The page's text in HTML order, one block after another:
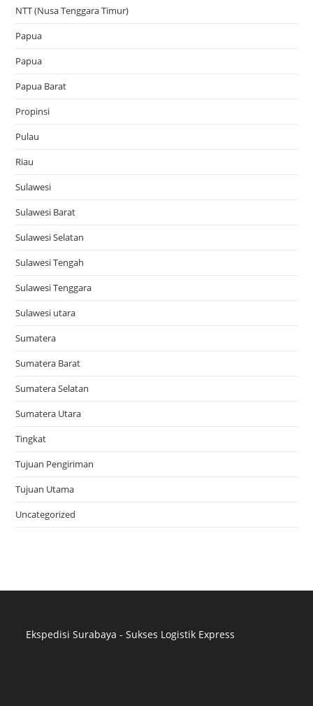
NTT (Nusa Tenggara Timur)
Papua
Papua
Papua Barat
Propinsi
Pulau
Riau
Sulawesi
Sulawesi Barat
Sulawesi Selatan
Sulawesi Tengah
Sulawesi Tenggara
Sulawesi utara
Sumatera
Sumatera Barat
Sumatera Selatan
Sumatera Utara
Tingkat
Tujuan Pengiriman
Tujuan Utama
Uncategorized
Ekspedisi Surabaya - Sukses Logistik Express